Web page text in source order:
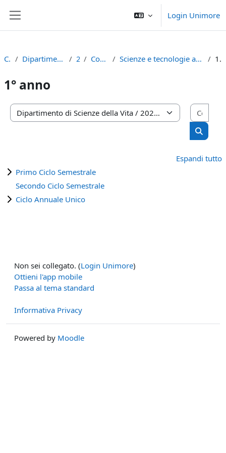
Login Unimore
Corsi Dipartimento di Scienze della Vita 2022 Corso di Laurea Scienze e tecnologie agrarie e degli alimenti (D.M. 270/04) (RE) 1° anno
1° anno
Categorie di corso
Cerca
Espandi tutto
Primo Ciclo Semestrale
Secondo Ciclo Semestrale
Ciclo Annuale Unico
Non sei collegato. (Login Unimore)
Ottieni l'app mobile
Passa al tema standard
Informativa Privacy
Powered by Moodle